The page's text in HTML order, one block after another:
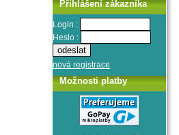
Přihlášení zákazníka
Login :
Heslo :
nová registrace
Možnosti platby